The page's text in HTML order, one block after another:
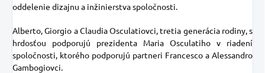
oddelenie dizajnu a inžinierstva spoločnosti.
Alberto, Giorgio a Claudia Osculatiovci, tretia generácia rodiny, s
hrdosťou podporujú prezidenta Maria Osculatiho v riadení
spoločnosti, ktorého podporujú partneri Francesco a Alessandro
Gambogiovci.